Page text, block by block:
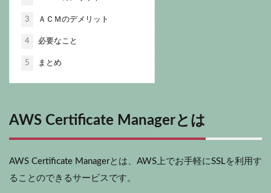
3 ＡＣＭのデメリット
4 必要なこと
5 まとめ
AWS Certificate Managerとは
AWS Certificate Managerとは、AWS上でお手軽にSSLを利用す
ることのできるサービスです。